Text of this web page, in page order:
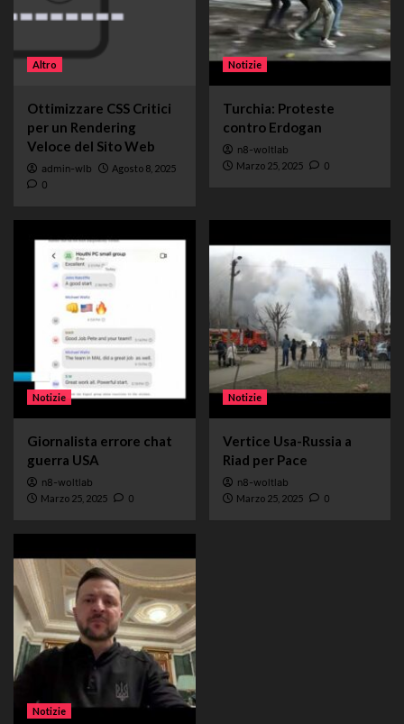
Altro
Ottimizzare CSS Critici
per un Rendering
Veloce del Sito Web
admin-wlb Agosto 8, 2025
0
Notizie
Turchia: Proteste
contro Erdogan
n8-woltlab
Marzo 25, 2025 0
Notizie
Giornalista errore chat
guerra USA
n8-woltlab
Marzo 25, 2025 0
Notizie
Vertice Usa-Russia a
Riad per Pace
n8-woltlab
Marzo 25, 2025 0
Notizie